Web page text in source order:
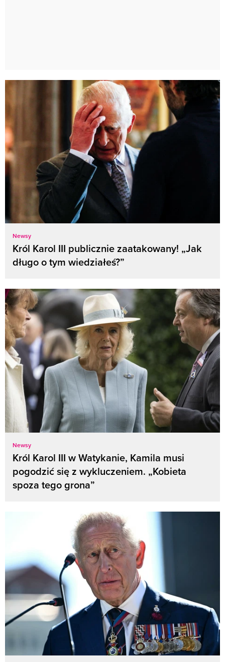
Newsy
Król Karol III publicznie zaatakowany! „Jak
długo o tym wiedziałeś?”
Newsy
Król Karol III w Watykanie, Kamila musi
pogodzić się z wykluczeniem. „Kobieta
spoza tego grona”